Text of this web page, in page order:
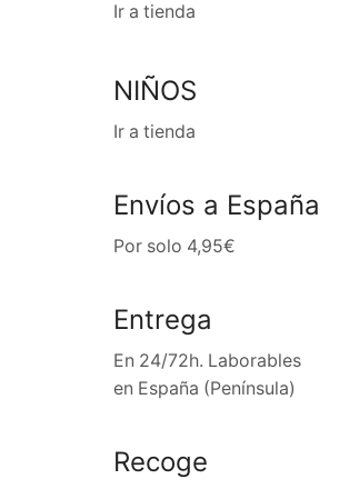
Ir a tienda
NIÑOS
Ir a tienda
Envíos a España
Por solo 4,95€
Entrega
En 24/72h. Laborables
en España (Península)
Recoge